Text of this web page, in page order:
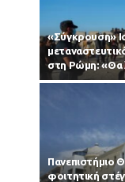
«Σύγκρουση»
στη Ρώμη: «Θα
Πανεπιστήμιο
φοιτητική